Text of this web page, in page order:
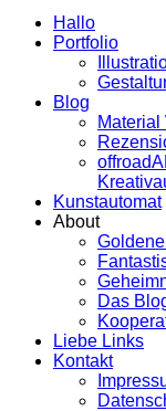
Hallo
Portfolio
Blog
Material
Kunstautomat
About
Das
Liebe Links
Kontakt